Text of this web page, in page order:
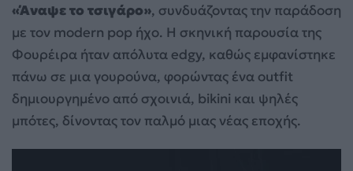
«Άναψε το τσιγάρο», συνδυάζοντας την παράδοση
με τον modern pop ήχο. Η σκηνική παρουσία της
Φουρέιρα ήταν απόλυτα edgy, καθώς εμφανίστηκε
πάνω σε μια γουρούνα, φορώντας ένα outfit
δημιουργημένο από σχοινιά, bikini και ψηλές
μπότες, δίνοντας τον παλμό μιας νέας εποχής.